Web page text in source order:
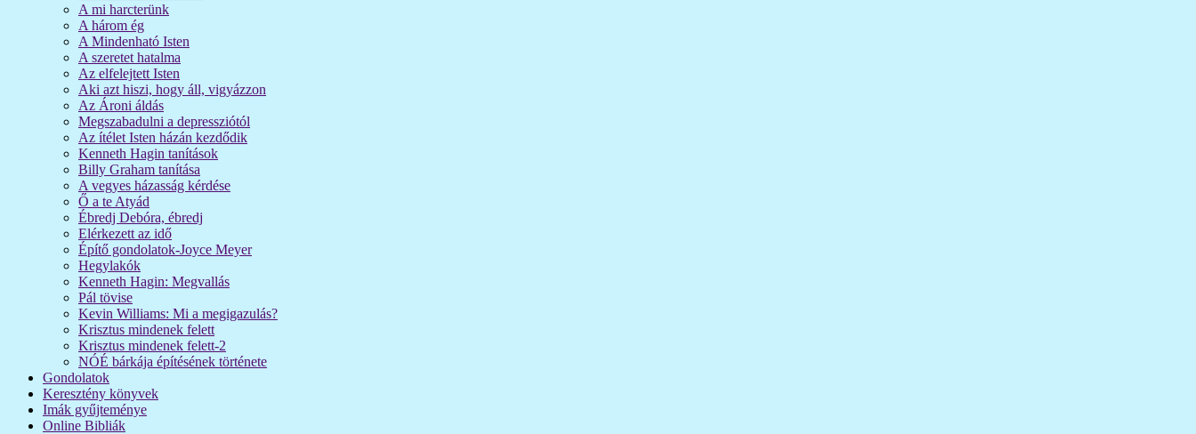
A mi harcterünk
A három ég
A Mindenható Isten
A szeretet hatalma
Az elfelejtett Isten
Aki azt hiszi, hogy áll, vigyázzon
Az Ároni áldás
Megszabadulni a depressziótól
Az ítélet Isten házán kezdődik
Kenneth Hagin tanítások
Billy Graham tanítása
A vegyes házasság kérdése
Ő a te Atyád
Ébredj Debóra, ébredj
Elérkezett az idő
Építő gondolatok-Joyce Meyer
Hegylakók
Kenneth Hagin: Megvallás
Pál tövise
Kevin Williams: Mi a megigazulás?
Krisztus mindenek felett
Krisztus mindenek felett-2
NÓÉ bárkája építésének története
Gondolatok
Keresztény könyvek
Imák gyűjteménye
Online Bibliák